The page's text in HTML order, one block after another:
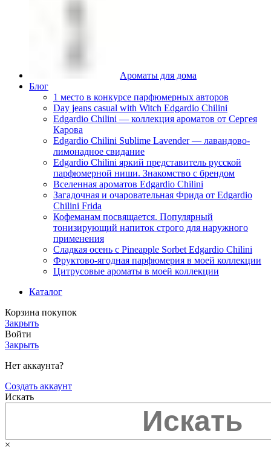
Ароматы для дома
Блог
1 место в конкурсе парфюмерных авторов
Day jeans casual with Witch Edgardio Chilini
Edgardio Chilini — коллекция ароматов от Сергея
Карова
Edgardio Chilini Sublime Lavender — лавандово-
лимонадное свидание
Edgardio Chilini яркий представитель русской
парфюмерной ниши. Знакомство с брендом
Вселенная ароматов Edgardio Chilini
Загадочная и очаровательная Фрида от Edgardio
Chilini Frida
Кофеманам посвящается. Популярный
тонизирующий напиток строго для наружного
применения
Сладкая осень с Pineapple Sorbet Edgardio Chilini
Фруктово-ягодная парфюмерия в моей коллекции
​Цитрусовые ароматы в моей коллекции
Каталог
Корзина покупок
Закрыть
Войти
Закрыть
Нет аккаунта?
Создать аккаунт
Искать
×